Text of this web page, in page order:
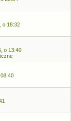
o 18:32
o 13:40